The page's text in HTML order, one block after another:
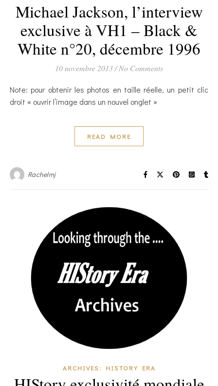
Michael Jackson, l’interview
exclusive à VH1 – Black &
White n°20, décembre 1996
10 novembre 2013/ No Comments
Note: pour obtenir les photos en taille réelle, un petit clic
droit « ouvrir l’image dans un nouvel onglet »
READ MORE
Rachelmj
ARCHIVES: HISTORY ERA